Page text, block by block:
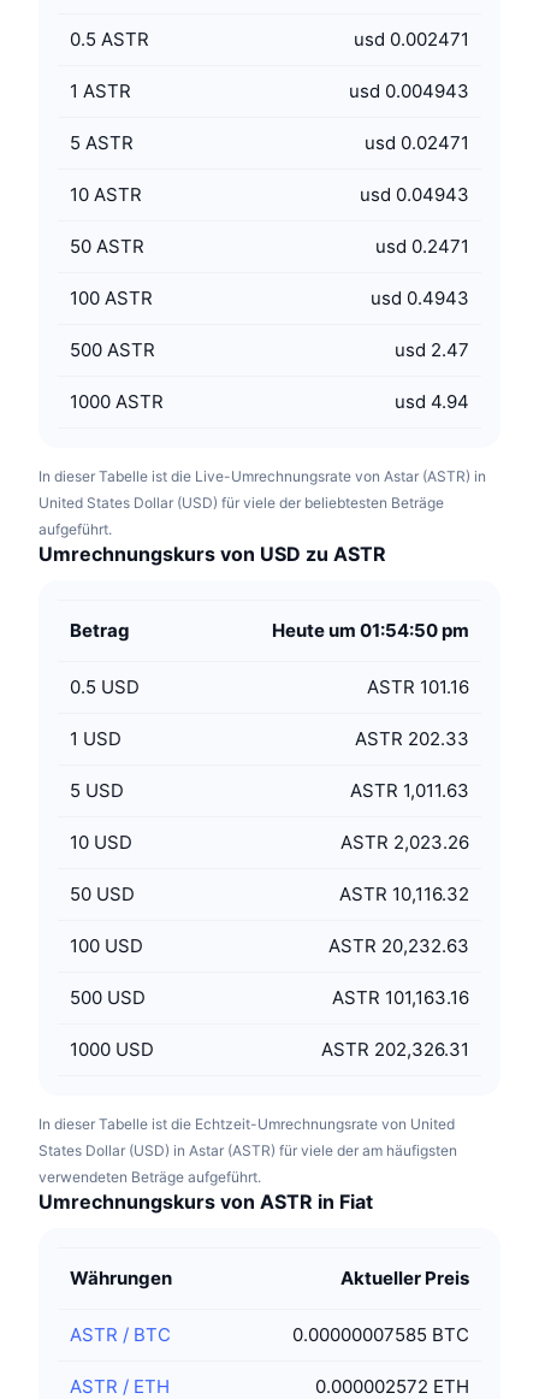
0.5 ASTR usd 0.002471
1 ASTR usd 0.004943
5 ASTR usd 0.02471
10 ASTR usd 0.04943
50 ASTR usd 0.2471
100 ASTR usd 0.4943
500 ASTR usd 2.47
1000 ASTR usd 4.94
In dieser Tabelle ist die Live-Umrechnungsrate von Astar (ASTR) in
United States Dollar (USD) für viele der beliebtesten Beträge
aufgeführt.
Umrechnungskurs von USD zu ASTR
Betrag Heute um 01:54:50 pm
0.5 USD ASTR 101.16
1 USD ASTR 202.33
5 USD ASTR 1,011.63
10 USD ASTR 2,023.26
50 USD ASTR 10,116.32
100 USD ASTR 20,232.63
500 USD ASTR 101,163.16
1000 USD ASTR 202,326.31
In dieser Tabelle ist die Echtzeit-Umrechnungsrate von United
States Dollar (USD) in Astar (ASTR) für viele der am häufigsten
verwendeten Beträge aufgeführt.
Umrechnungskurs von ASTR in Fiat
Währungen Aktueller Preis
ASTR / BTC 0.00000007585 BTC
ASTR / ETH 0.000002572 ETH